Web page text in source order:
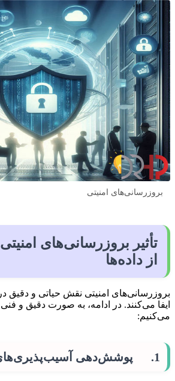
بروزرسانی‌های امنیتی
تأثیر بروزرسانی‌های
از داده‌ها
بروزرسانی‌های امنیتی نقش حیاتی و دقیق
ایفا می‌کنند. در ادامه، به صورت دقیق و
می‌کنیم:
1. پوشش‌دهی آسیب‌پذیری‌های موجود